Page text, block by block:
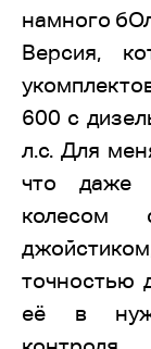
намного
Версия,
600 с
л.с. Для
что даже
колесом
точностью
её в